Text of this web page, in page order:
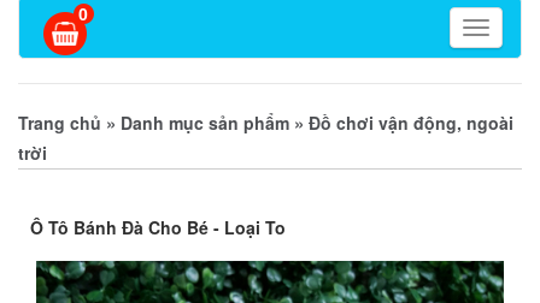
Toggle
0
Trang chủ » Danh mục sản phẩm » Đồ chơi vận động, ngoài
trời
Ô Tô Bánh Đà Cho Bé - Loại To